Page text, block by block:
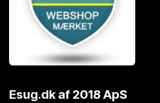
Esug.dkaf 2018 ApS